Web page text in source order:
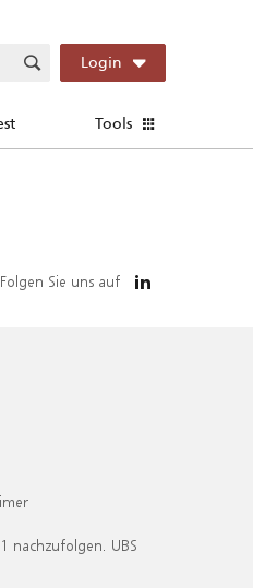
Login
Tools
Folgen Sie uns auf
nachzufolgen. UBS